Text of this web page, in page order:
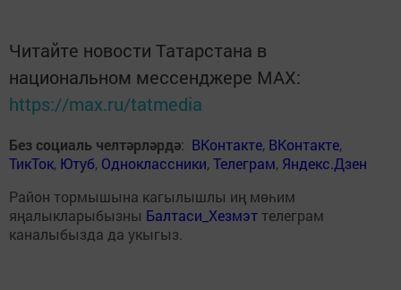
Читайте новости Татарстана в
национальном мессенджере MАХ:
https://max.ru/tatmedia
Без социаль челтәрләрдә: ВКонтакте, ВКонтакте,
ТикТок, Ютуб, Одноклассники,Телеграм, Яндекс.Дзен
Район тормышына кагылышлы иң мөһим
яңалыкларыбызны Балтаси_Хезмэт телеграм
каналыбызда да укыгыз.